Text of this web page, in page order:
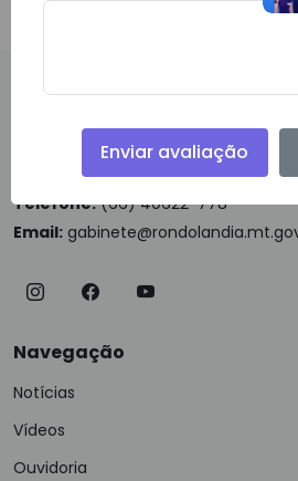
PRINCIPAL, 450, CENTRO
RONDOLANDIA- 78338000
Telefone: (66) 40622-778
Email:
Navegação
Notícias
Vídeos
Ouvidoria
Enviar avaliação